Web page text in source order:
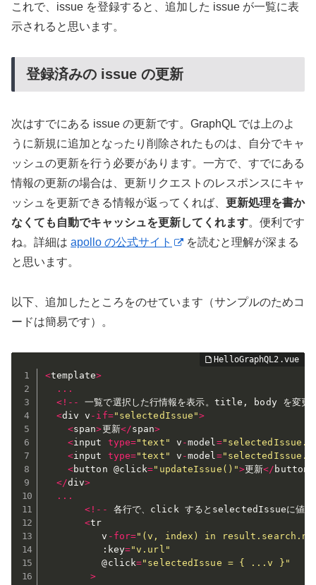
これで、issue を登録すると、追加した issue が一覧に表
示されると思います。
登録済みの issue の更新
次はすでにある issue の更新です。GraphQL では上のよ
うに新規に追加となったり削除されたものは、自分でキャ
ッシュの更新を行う必要があります。一方で、すでにある
情報の更新の場合は、更新リクエストのレスポンスにキャ
ッシュを更新できる情報が返ってくれば、 更新処理を書か
なくても自動でキャッシュを更新してくれます。便利です
ね。詳細は apollo の公式サイト
を読むと理解が深まる
と思います。
以下、追加したところをのせています（サンプルのためコ
ードは簡易です）。
<template>
...
<! -- 一覧で選択した行情報を表示。title ,
body を変更
<div v - if="selectedIssue">
<span>更新</span>
<input type="text" v -model =
<input type="text" v -model =
<button @click="updateIssue()">更新</ button
</div>
...
< ! --
各行で、click するとselectedIssueに値
<tr
          v
- for="(v, index) in
: key="v.url"
          @click
="selectedIssue = { ...v }"
>